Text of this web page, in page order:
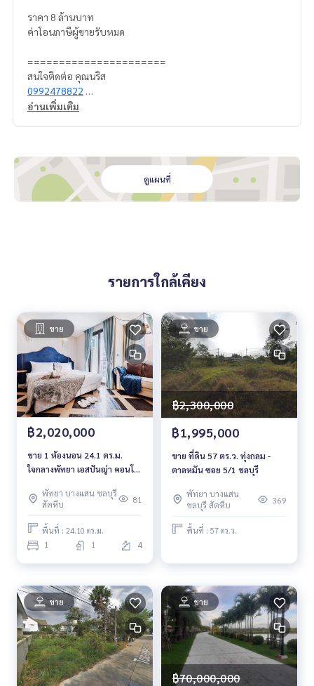
ราคา 8 ล้านบาท
ค่าโอนภาษีผู้ขายรับหมด
======================
สนใจติดต่อ คุณนริส
0992478822
Line ID: @superbestate
SBES-00221
อ่านเพิ่มเติม
ดูแผนที่
รายการใกล้เคียง
ขาย
฿2,020,000
ขาย 1 ห้องนอน 24.1 ตร.ม.
ใจกลางพัทยา เอสปันญ่า คอนโด
Resort Pattaya
พัทยา บางแสน ชลบุรี
สัตหีบ
81
พื้นที่ : 24.10 ตร.ม.
1 1 4
ขาย
฿2,300,000
฿1,995,000
ขาย ที่ดิน 57 ตร.ว. ทุ่งกลม -
ตาลหมัน ซอย 5/1 ชลบุรี
พัทยา บางแสน
ชลบุรี สัตหีบ
369
พื้นที่ : 57 ตร.ว.
ขาย ขาย
฿70,000,000